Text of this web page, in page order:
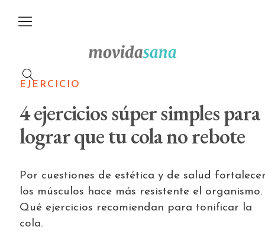
EJERCICIO
4 ejercicios súper simples para
lograr que tu cola no rebote
Por cuestiones de estética y de salud
los músculos hace más resistente el organismo.
Qué ejercicios recomiendan para tonificar la
cola.